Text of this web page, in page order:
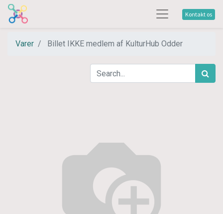
Kontakt os
Varer Billet IKKE medlem af KulturHub Odder